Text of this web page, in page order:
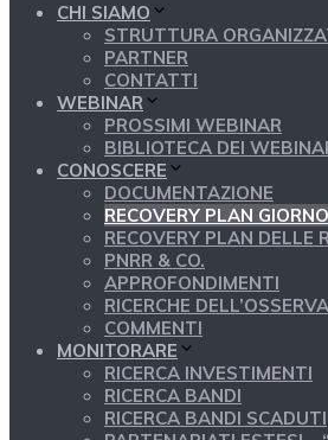
CHI SIAMO
STRUTTURA
PARTNER
CONTATTI
WEBINAR
PROSSIMI WEBINAR
BIBLIOTECA DEI
CONOSCERE
DOCUMENTAZIONE
RECOVERY PLAN
RECOVERY PLAN DELLE
PNRR & CO.
APPROFONDIMENTI
RICERCHE
COMMENTI
MONITORARE
RICERCA INVESTIMENTI
RICERCA BANDI
RICERCA BANDI SCADUTI